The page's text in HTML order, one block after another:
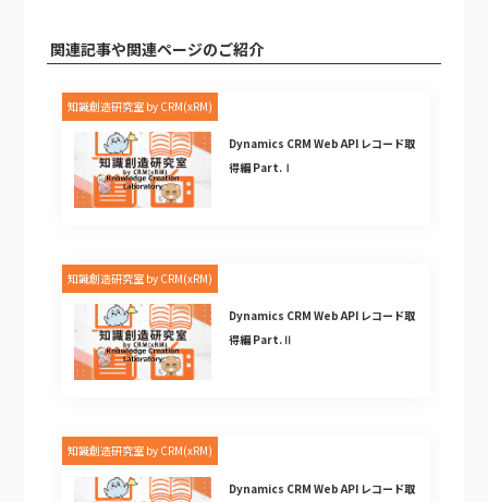
関連記事や関連ページのご紹介
知識創造研究室 by CRM(xRM)
Dynamics CRM Web API レコード取
得編 Part.Ⅰ
知識創造研究室 by CRM(xRM)
Dynamics CRM Web API レコード取
得編 Part.Ⅱ
知識創造研究室 by CRM(xRM)
Dynamics CRM Web API レコード取